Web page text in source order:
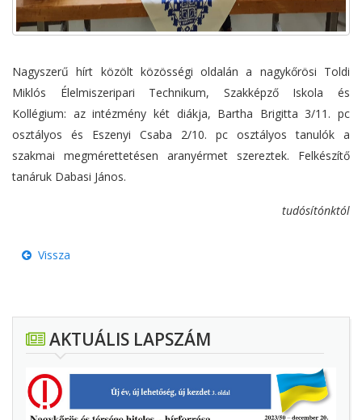
Nagyszerű hírt közölt közösségi oldalán a nagykőrösi Toldi
Miklós Élelmiszeripari Technikum, Szakképző Iskola és
Kollégium: az intézmény két diákja, Bartha Brigitta 3/11. pc
osztályos és Eszenyi Csaba 2/10. pc osztályos tanulók a
szakmai megmérettetésen aranyérmet szereztek. Felkészítő
tanáruk Dabasi János.
tudósítónktól
Vissza
AKTUÁLIS LAPSZÁM